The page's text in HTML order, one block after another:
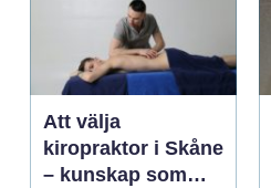
Att välja
kiropraktor i Skåne
– kunskap som